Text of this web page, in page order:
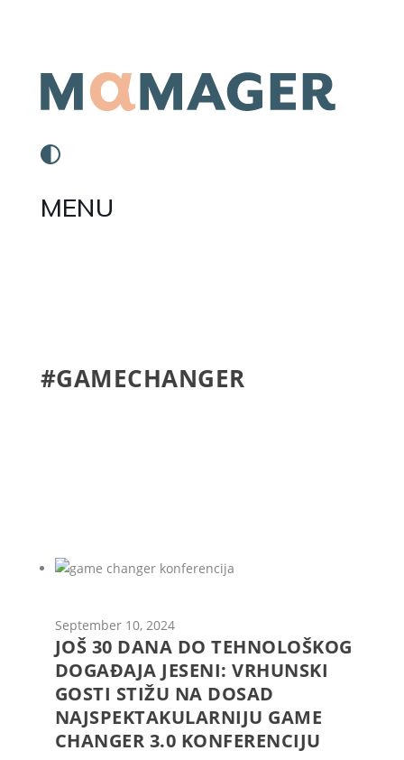
MENU
#GAMECHANGER
September 10, 2024
JOŠ 30 DANA DO TEHNOLOŠKOG
DOGAĐAJA JESENI: VRHUNSKI
GOSTI STIŽU NA DOSAD
NAJSPEKTAKULARNIJU GAME
CHANGER 3.0 KONFERENCIJU